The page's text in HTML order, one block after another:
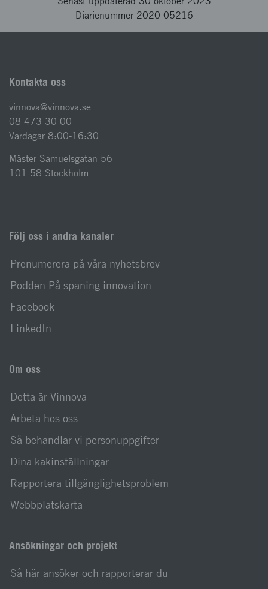
Diarienummer 2020-05216
Kontakta oss
vinnova@vinnova.se
08-473 30 00
Vardagar 8:00-16:30
Mäster Samuelsgatan 56
101 58 Stockholm
Följ oss i andra kanaler
Prenumerera på våra nyhetsbrev
Podden På spaning innovation
Facebook
LinkedIn
Om oss
Detta är Vinnova
Arbeta hos oss
Så behandlar vi personuppgifter
Dina kakinställningar
Rapportera tillgänglighetsproblem
Webbplatskarta
Ansökningar och projekt
Så här ansöker och rapporterar du